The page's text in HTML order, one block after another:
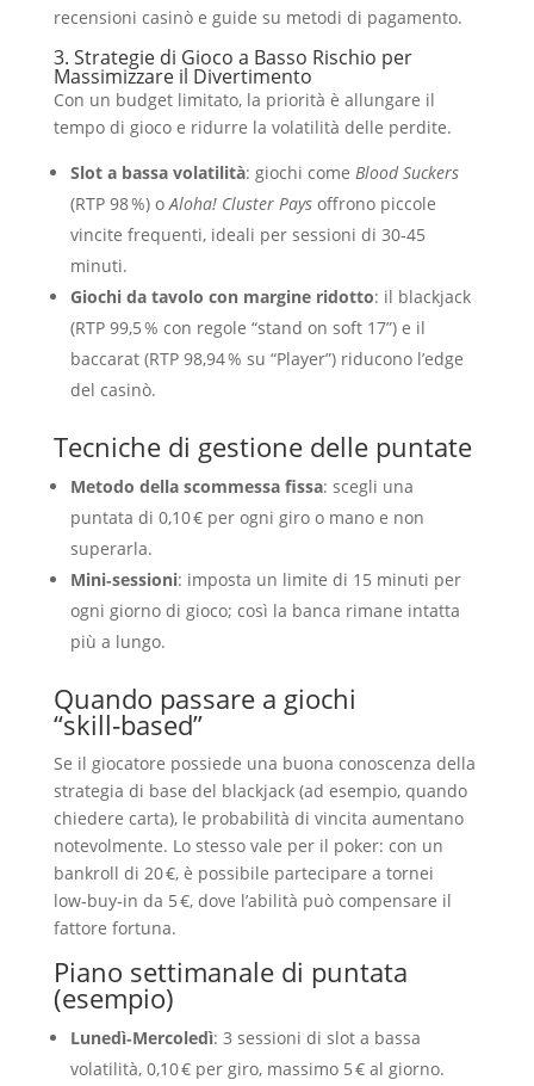
recensioni casinò e guide su metodi di pagamento.
3. Strategie di Gioco a Basso Rischio per
Massimizzare il Divertimento
Con un budget limitato, la priorità è allungare il
tempo di gioco e ridurre la volatilità delle perdite.
Slot a bassa volatilità: giochi come Blood Suckers
(RTP 98 %) o Aloha! Cluster Paysoffrono piccole
vincite frequenti, ideali per sessioni di 30‑45
minuti.
Giochi da tavolo con margine ridotto: il blackjack
(RTP 99,5 % con regole “stand on soft 17”) e il
baccarat (RTP 98,94 % su “Player”) riducono l’edge
del casinò.
Tecniche di gestione delle puntate
Metodo della scommessa fissa: scegli una
puntata di 0,10 € per ogni giro o mano e non
superarla.
Mini‑sessioni: imposta un limite di 15 minuti per
ogni giorno di gioco; così la banca rimane intatta
più a lungo.
Quando passare a giochi
“skill‑based”
Se il giocatore possiede una buona conoscenza della
strategia di base del blackjack (ad esempio, quando
chiedere carta), le probabilità di vincita aumentano
notevolmente. Lo stesso vale per il poker: con un
bankroll di 20 €, è possibile partecipare a tornei
low‑buy‑in da 5 €, dove l’abilità può compensare il
fattore fortuna.
Piano settimanale di puntata
(esempio)
Lunedì‑Mercoledì: 3 sessioni di slot a bassa
volatilità, 0,10 € per giro, massimo 5 € al giorno.